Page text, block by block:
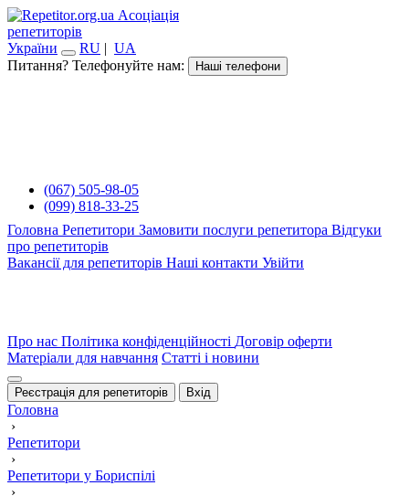
Асоціація
репетиторів
України
RU | UA
Питання? Телефонуйте нам:
Наші телефони
(067) 505-98-05
(099) 818-33-25
Головна Репетитори Замовити послуги репетитора Відгуки
про репетиторів
Вакансії для репетиторів Наші контакти Увійти
Про нас Політика конфіденційності Договір оферти
Матеріали для навчання Статті і новини
Реєстрація для репетиторів Вхід
Головна
›
Репетитори
›
Репетитори у Бориспілі
›